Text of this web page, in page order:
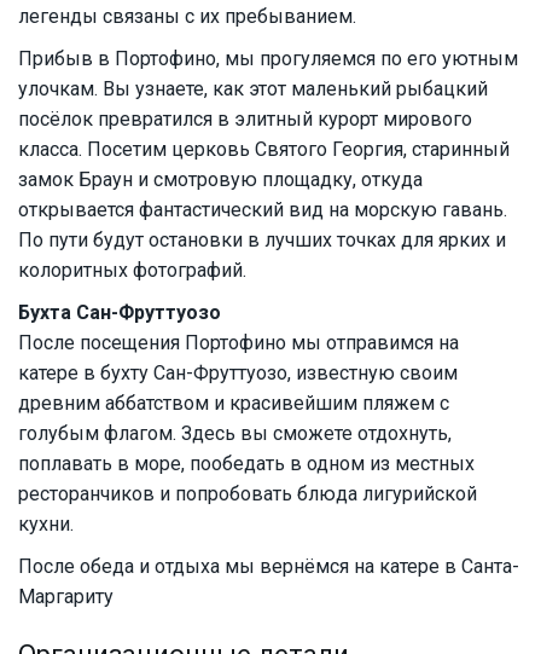
легенды связаны с их пребыванием.
Прибыв в Портофино, мы прогуляемся по его уютным
улочкам. Вы узнаете, как этот маленький рыбацкий
посёлок превратился в элитный курорт мирового
класса. Посетим церковь Святого Георгия, старинный
замок Браун и смотровую площадку, откуда
открывается фантастический вид на морскую гавань.
По пути будут остановки в лучших точках для ярких и
колоритных фотографий.
Бухта Сан-Фруттуозо
После посещения Портофино мы отправимся на
катере в бухту Сан-Фруттуозо, известную своим
древним аббатством и красивейшим пляжем с
голубым флагом. Здесь вы сможете отдохнуть,
поплавать в море, пообедать в одном из местных
ресторанчиков и попробовать блюда лигурийской
кухни.
После обеда и отдыха мы вернёмся на катере в Санта-
Маргариту